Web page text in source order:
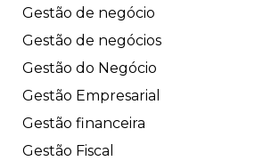
Gestão de negócio
Gestão de negócios
Gestão do Negócio
Gestão Empresarial
Gestão financeira
Gestão Fiscal